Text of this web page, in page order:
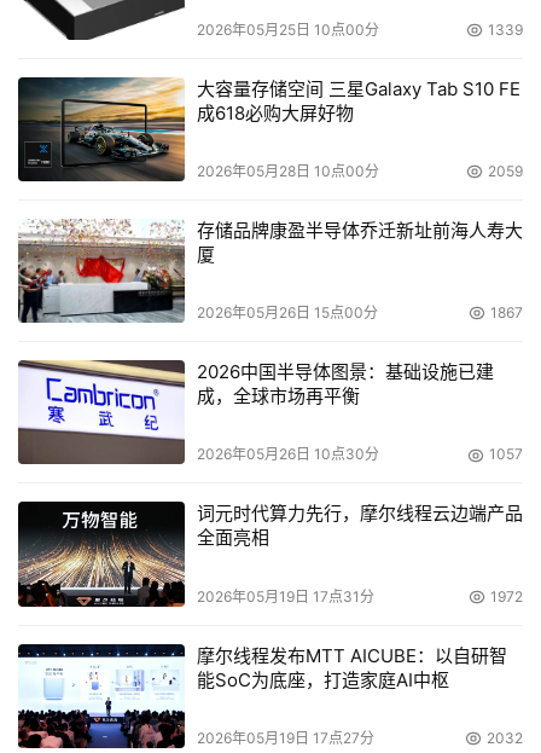
2026年05月25日 10点00分 1339
大容量存储空间 三星Galaxy Tab S10 FE
成618必购大屏好物
2026年05月28日 10点00分 2059
存储品牌康盈半导体乔迁新址前海人寿大
厦
2026年05月26日 15点00分 1867
2026中国半导体图景：基础设施已建
成，全球市场再平衡
2026年05月26日 10点30分 1057
词元时代算力先行，摩尔线程云边端产品
全面亮相
2026年05月19日 17点31分 1972
摩尔线程发布MTT AICUBE：以自研智
能SoC为底座，打造家庭AI中枢
2026年05月19日 17点27分 2032